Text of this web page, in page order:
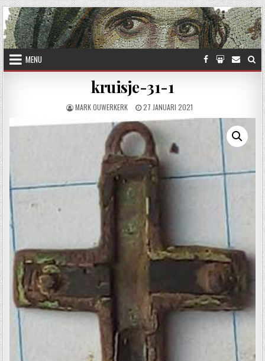
Skip to content
MENU
kruisje-31-1
AUTHOR:
MARK OUWERKERK PUBLISHED DATE:
27 JANUARI 2021